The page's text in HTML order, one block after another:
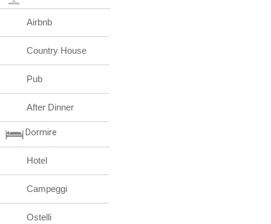
Airbnb
Country House
Pub
After Dinner
Dormire
Hotel
Campeggi
Ostelli